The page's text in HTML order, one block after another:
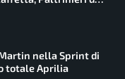
nella Sprint di
totale Aprilia